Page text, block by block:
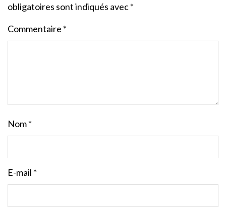
obligatoires sont indiqués avec*
Commentaire *
Nom*
E-mail *